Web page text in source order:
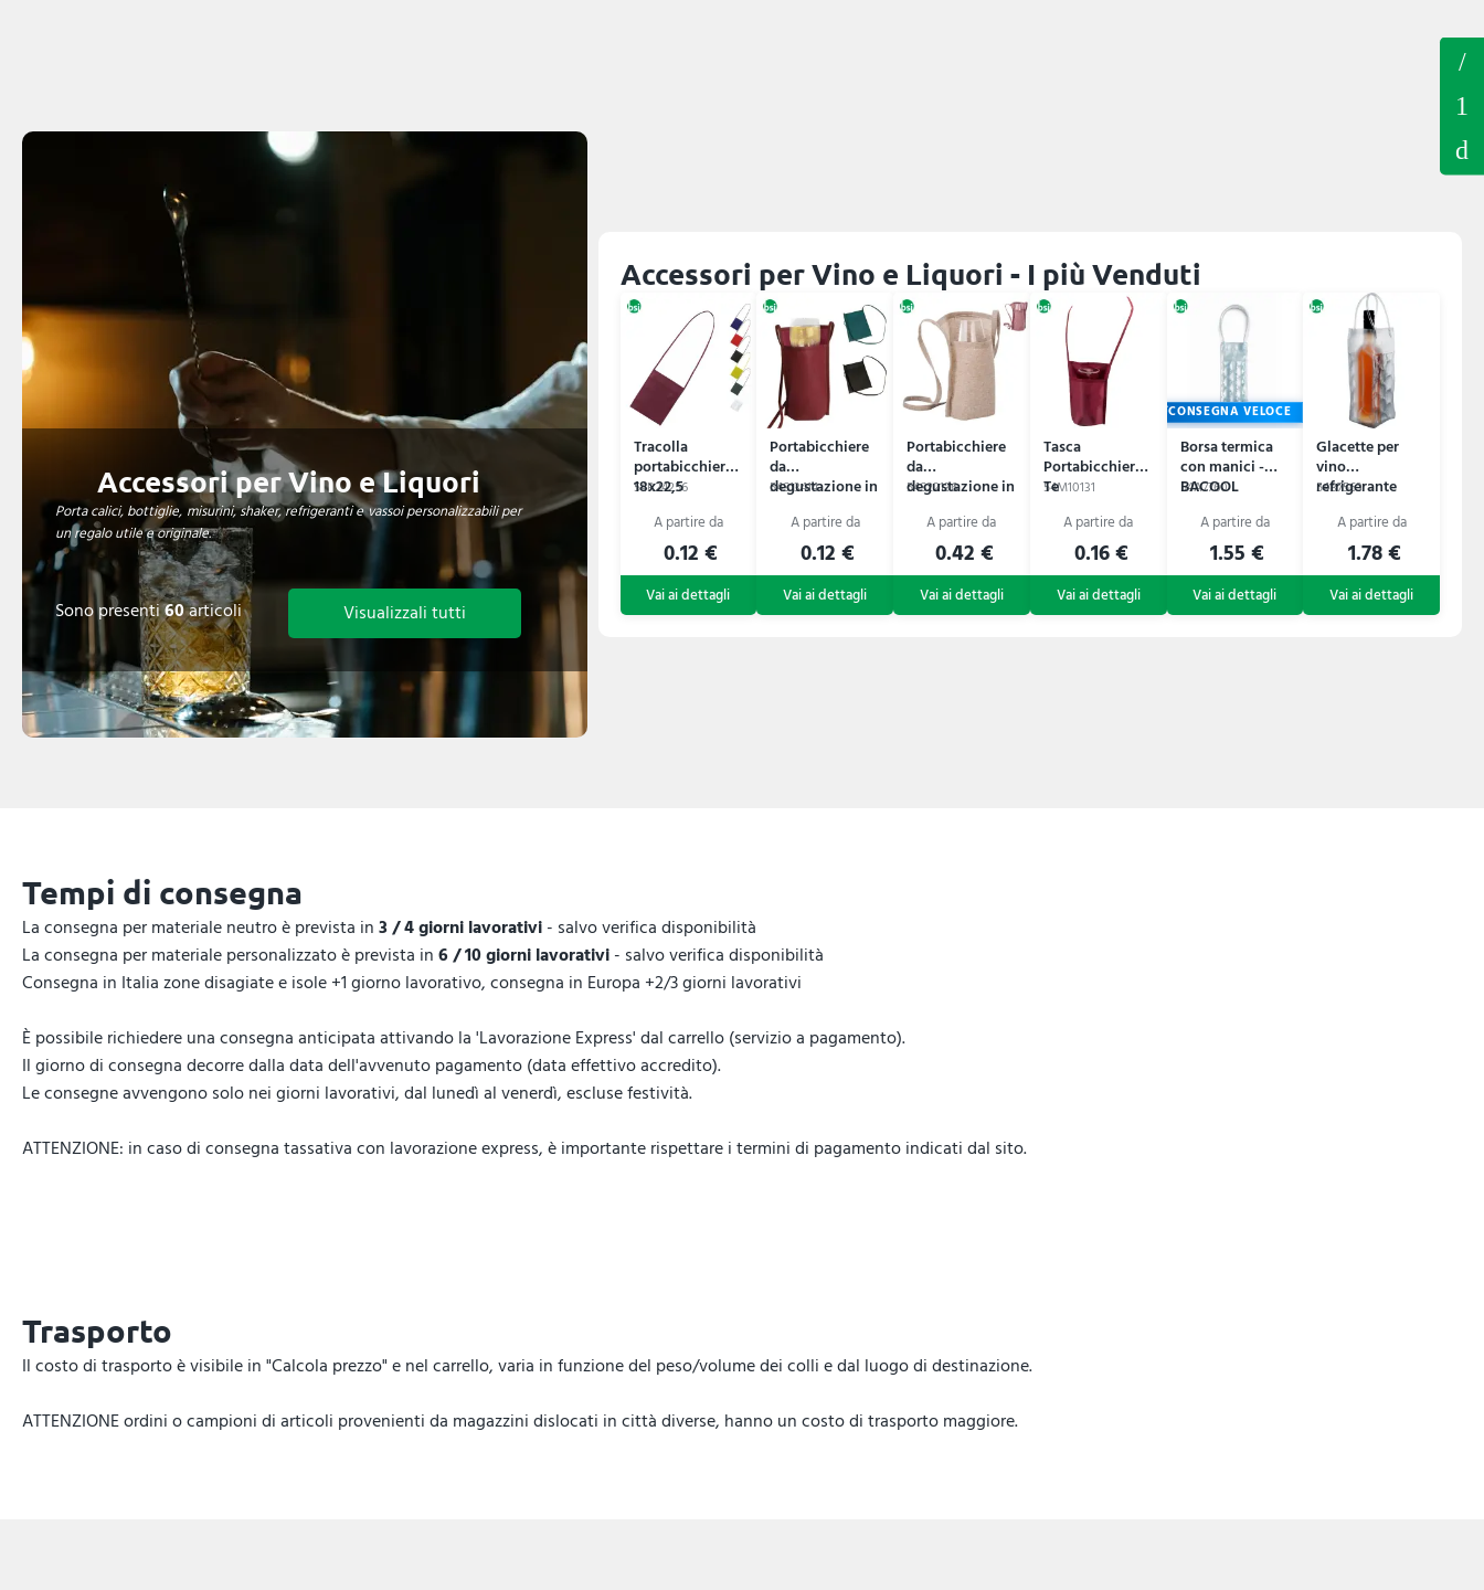
Accessori per Vino e Liquori
Porta calici, bottiglie, misurini, shaker, refrigeranti e vassoi personalizzabili per
un regalo utile e originale.
Sono presenti60articoli Visualizzali tutti
Accessori per Vino e Liquori - I più Venduti
Tracolla
portabicchiere
18x22,5
54R24256
0.12 €
Portabicchiere
da
degustazione in
54S13414
0.12 €
Portabicchiere
da
degustazione in
54S22136
0.42 €
Tasca
Portabicchiere
Te
54M10131
0.16 €
CONSEGNA VELOCE
Borsa termica
con manici -
BACOOL
54A7760
1.55 €
Glacette per
vino
refrigerante
54B7563
1.78 €
Tempi di consegna
La consegna per materiale neutro è prevista in3 / 4 giorni lavorativi- salvo verifica disponibilità
La consegna per materiale personalizzato è prevista in6 / 10 giorni lavorativi- salvo verifica disponibilità
Consegna in Italia zone disagiate e isole +1 giorno lavorativo, consegna in Europa +2/3 giorni lavorativi
È possibile richiedere una consegna anticipata attivando la 'Lavorazione Express' dal carrello (servizio a pagamento).
Il giorno di consegna decorre dalla data dell'avvenuto pagamento (data effettivo accredito).
Le consegne avvengono solo nei giorni lavorativi, dal lunedì al venerdì, escluse festività.
ATTENZIONE: in caso di consegna tassativa con lavorazione express, è importante rispettare i termini di pagamento indicati dal sito.
Trasporto
Il costo di trasporto è visibile in "Calcola prezzo" e nel carrello, varia in funzione del peso/volume dei colli e dal luogo di destinazione.
ATTENZIONE ordini o campioni di articoli provenienti da magazzini dislocati in città diverse, hanno un costo di trasporto maggiore.